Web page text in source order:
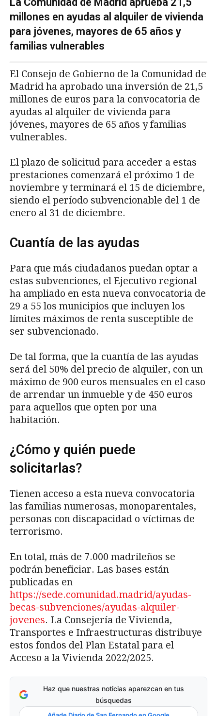
millones en ayudas al alquiler de vivienda
para jóvenes, mayores de 65 años y
familias vulnerables
El Consejo de Gobierno de la Comunidad de
Madrid ha aprobado una inversión de 21,5
millones de euros para la convocatoria de
ayudas al alquiler de vivienda para
jóvenes, mayores de 65 años y familias
vulnerables.
El plazo de solicitud para acceder a estas
prestaciones comenzará el próximo 1 de
noviembre y terminará el 15 de diciembre,
siendo el período subvencionable del 1 de
enero al 31 de diciembre.
Cuantía de las ayudas
Para que más ciudadanos puedan optar a
estas subvenciones, el Ejecutivo regional
ha ampliado en esta nueva convocatoria de
29 a 55 los municipios que incluyen los
límites máximos de renta susceptible de
ser subvencionado.
De tal forma, que la cuantía de las ayudas
será del 50% del precio de alquiler, con un
máximo de 900 euros mensuales en el caso
de arrendar un inmueble y de 450 euros
para aquellos que opten por una
habitación.
¿Cómo y quién puede
solicitarlas?
Tienen acceso a esta nueva convocatoria
las familias numerosas, monoparentales,
personas con discapacidad o víctimas de
terrorismo.
En total, más de 7.000 madrileños se
podrán beneficiar. Las bases están
publicadas en
https://sede.comunidad.madrid/ayudas-
becas-subvenciones/ayudas-alquiler-
jovenes. La Consejería de Vivienda,
Transportes e Infraestructuras distribuye
estos fondos del Plan Estatal para el
Acceso a la Vivienda 2022/2025.
Haz que nuestras noticias aparezcan en tus
búsquedas